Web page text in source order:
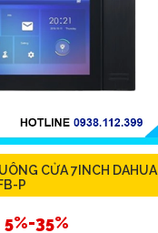
CỬA 7INCH DAHUA
P
5%-35%